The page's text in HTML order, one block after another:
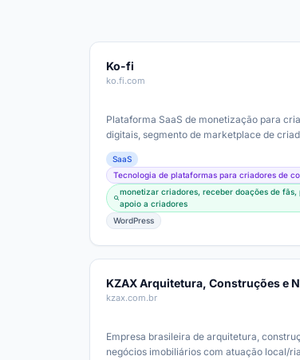
Ko-fi
ko.fi.com
Plataforma SaaS de monetização para
digitais, segmento de marketplace de
diferentes nichos (arte, música, podcasts)…
SaaS
Tecnologia de plataformas para criadores de
monetizar criadores, receber doações de fãs,
apoio a criadores
WordPress
kzax.com.br
Empresa brasileira de arquitetura,
negócios imobiliários com atuação local/